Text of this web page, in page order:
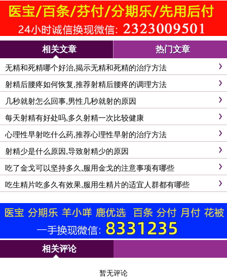
相关文章 热门文章
无精和死精哪个好治,揭示无精和死精的治疗方法
射精后腰疼如何恢复,推荐射精后腰疼的调理方法
几秒就射怎么回事,男性几秒就射的原因
每天射精有好处吗,多久射精一次比较健康
心理性早射吃什么药,推荐心理性早射的治疗方法
射精少是什么原因,导致射精少的原因
吃了金戈可以坚持多久,服用金戈的注意事项有哪些
吃生精片吃多久有效果,服用生精片的适宜人群都有哪些
相关评论
暂无评论